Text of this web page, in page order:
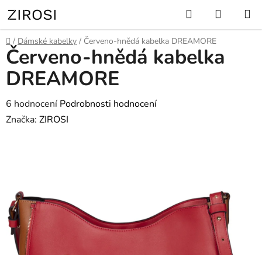
na
obsah
Hledat
KOŠÍK
Domů
/ Dámské kabelky / Červeno-hnědá kabelka DREAMORE
Červeno-hnědá kabelka
DREAMORE
Průměrné
hodnocení
hvězdiček.
6 hodnocení Podrobnosti hodnocení
Značka: ZIROSI